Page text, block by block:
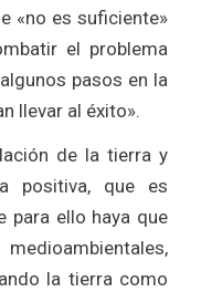
«no es suficiente»
el problema
pasos en la
llevar al éxito».
de la tierra y
positiva, que es
para ello haya que
la tierra como